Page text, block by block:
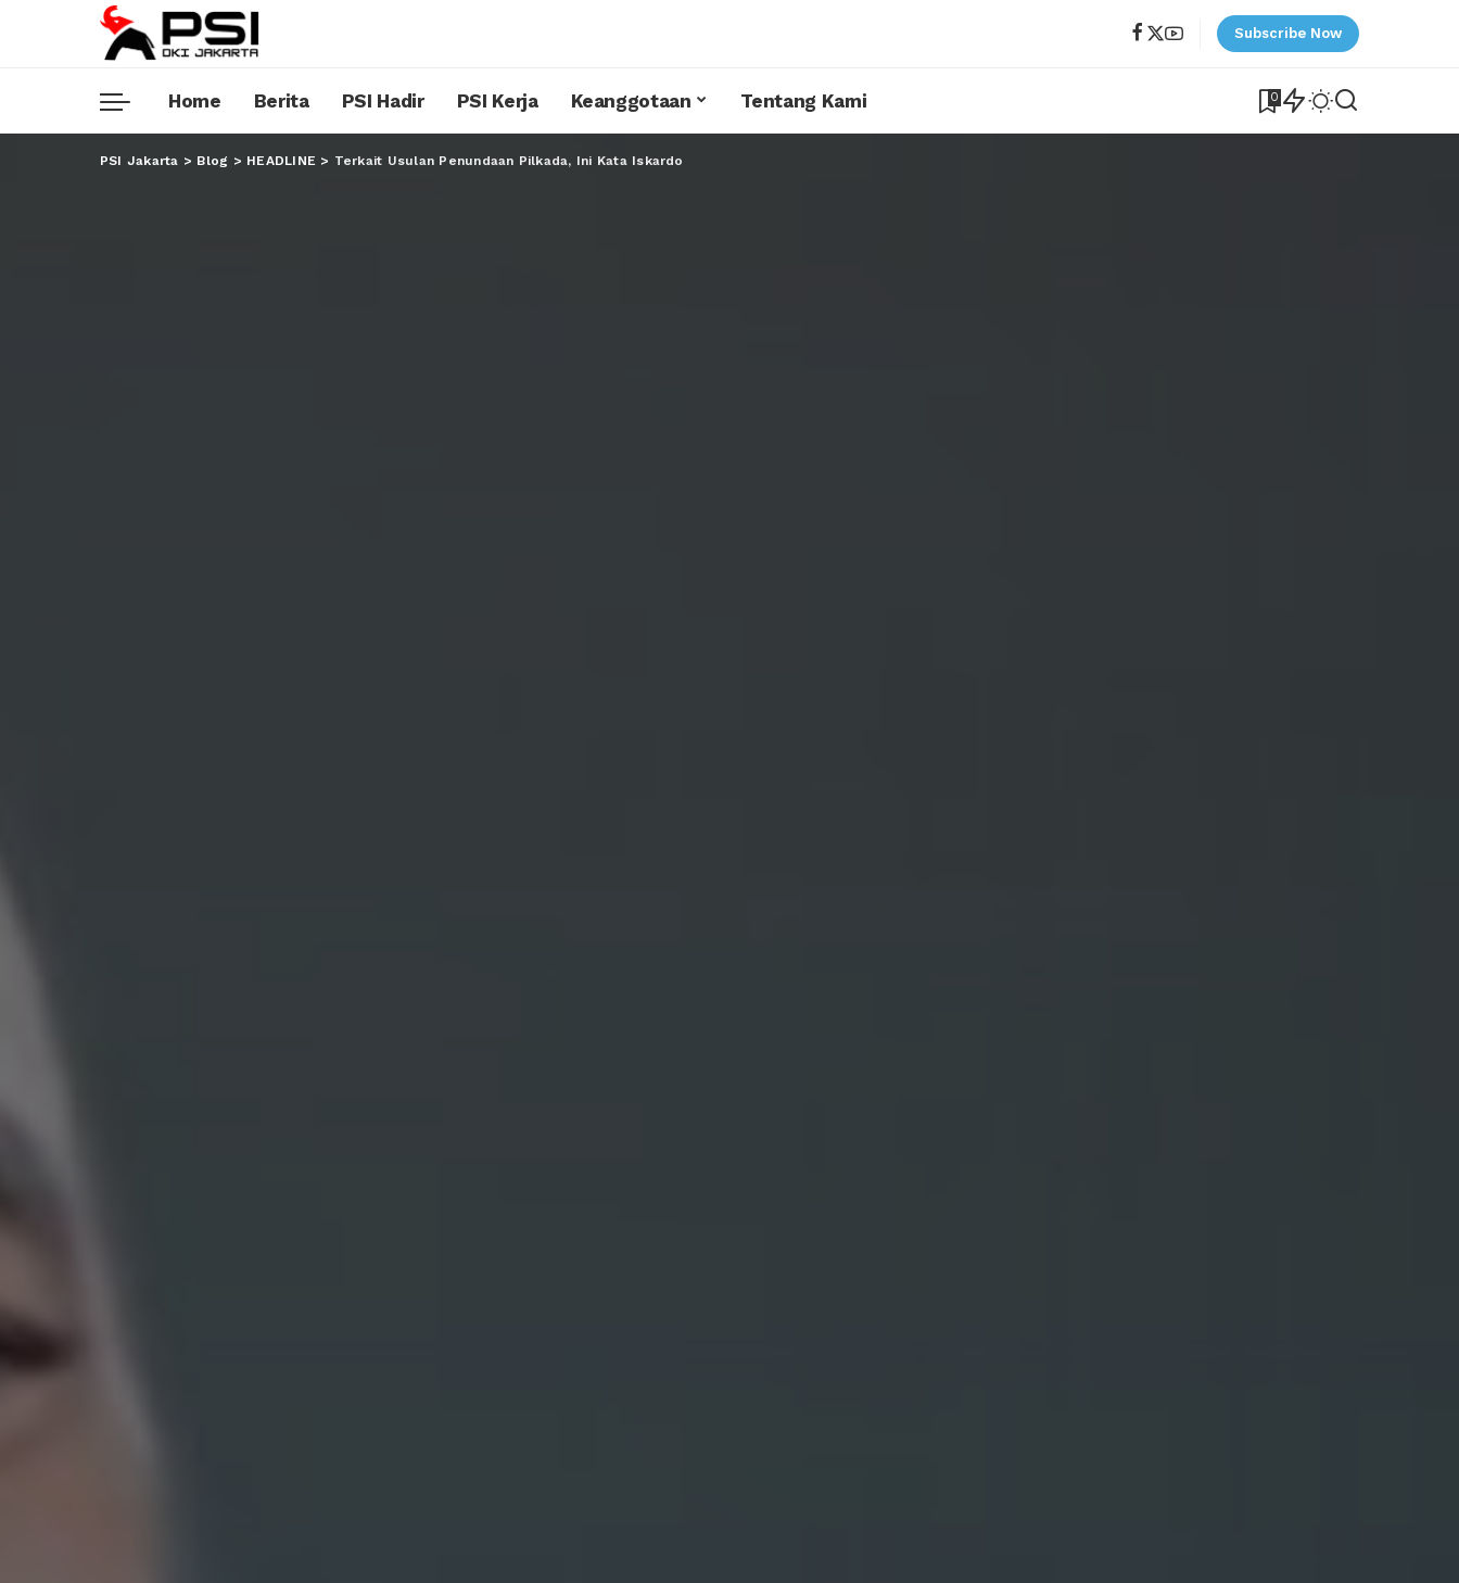
Subscribe Now
Home Berita PSI Hadir PSI Kerja Keanggotaan Tentang Kami 0
PSI Jakarta > Blog > HEADLINE > Terkait Usulan Penundaan Pilkada, Ini Kata Iskardo